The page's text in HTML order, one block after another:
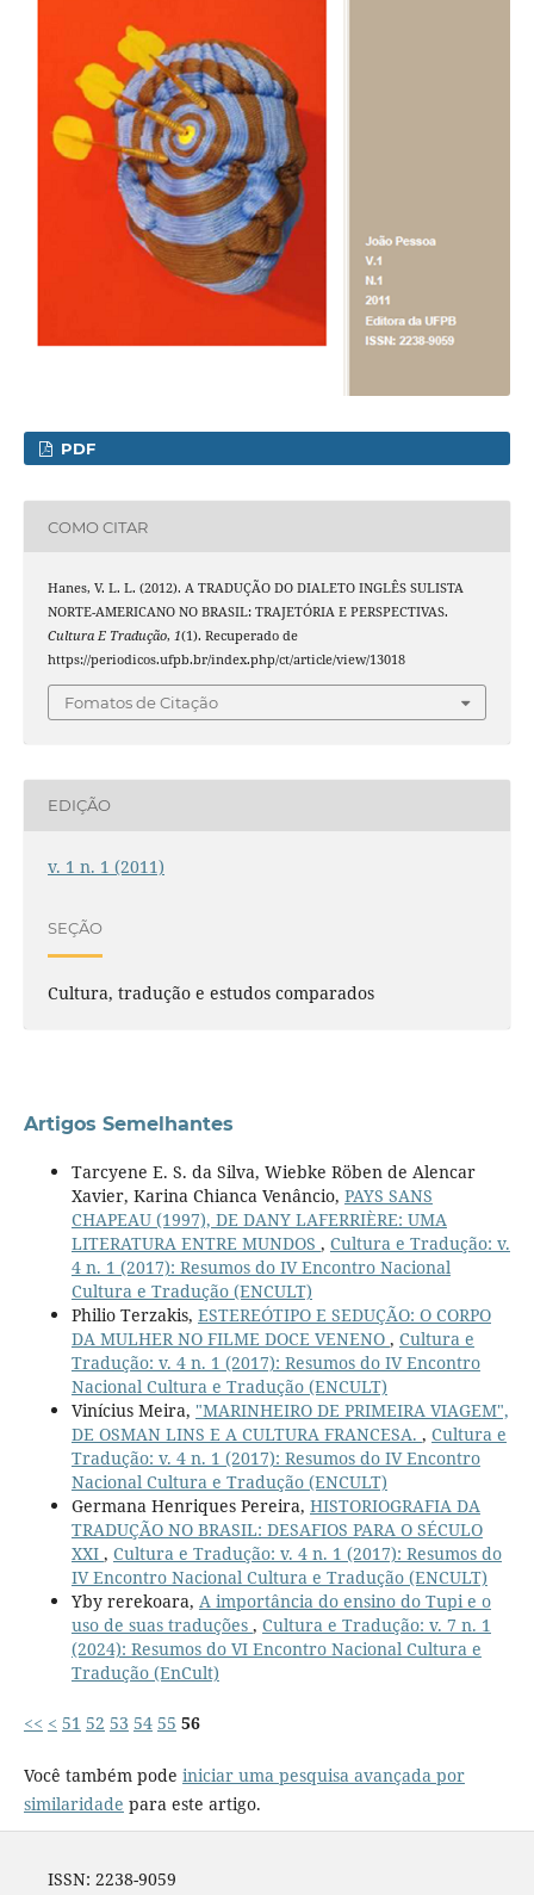
PDF
COMO CITAR
Hanes, V. L. L. (2012). A TRADUÇÃO DO DIALETO INGLÊS SULISTA
NORTE-AMERICANO NO BRASIL: TRAJETÓRIA E PERSPECTIVAS.
Cultura E Tradução, 1(1). Recuperado de
https://periodicos.ufpb.br/index.php/ct/article/view/13018
Fomatos de Citação
EDIÇÃO
v. 1 n. 1 (2011)
SEÇÃO
Cultura, tradução e estudos comparados
Artigos Semelhantes
Tarcyene E. S. da Silva, Wiebke Röben de Alencar
Xavier, Karina Chianca Venâncio, PAYS SANS
CHAPEAU (1997), DE DANY LAFERRIÈRE: UMA
LITERATURA ENTRE MUNDOS , Cultura e Tradução: v.
4 n. 1 (2017): Resumos do IV Encontro Nacional
Cultura e Tradução (ENCULT)
Philio Terzakis, ESTEREÓTIPO E SEDUÇÃO: O CORPO
DA MULHER NO FILME DOCE VENENO , Cultura e
Tradução: v. 4 n. 1 (2017): Resumos do IV Encontro
Nacional Cultura e Tradução (ENCULT)
Vinícius Meira, "MARINHEIRO DE PRIMEIRA VIAGEM",
DE OSMAN LINS E A CULTURA FRANCESA. , Cultura e
Tradução: v. 4 n. 1 (2017): Resumos do IV Encontro
Nacional Cultura e Tradução (ENCULT)
Germana Henriques Pereira, HISTORIOGRAFIA DA
TRADUÇÃO NO BRASIL: DESAFIOS PARA O SÉCULO
XXI , Cultura e Tradução: v. 4 n. 1 (2017): Resumos do
IV Encontro Nacional Cultura e Tradução (ENCULT)
Yby rerekoara, A importância do ensino do Tupi e o
uso de suas traduções , Cultura e Tradução: v. 7 n. 1
(2024): Resumos do VI Encontro Nacional Cultura e
Tradução (EnCult)
<< < 51 52 53 54 55 56
Você também pode iniciar uma pesquisa avançada por
similaridade para este artigo.
ISSN: 2238-9059